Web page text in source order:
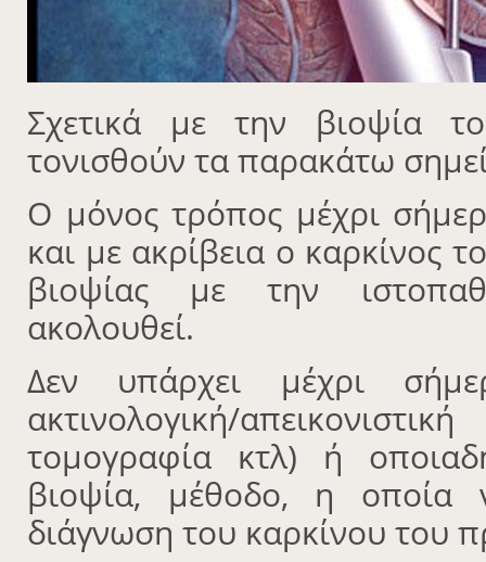
Σχετικά με την βιοψία
τονισθούν τα παρακάτω
Ο μόνος τρόπος μέχρι
και με ακρίβεια ο καρκίνος
βιοψίας με την
ακολουθεί.
Δεν υπάρχει μέχρι
ακτινολογική/
τομογραφία κτλ) ή
βιοψία, μέθοδο, η οποία
διάγνωση του καρκίνου του